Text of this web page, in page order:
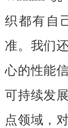
织都有自
准。我们
心的性能
可持续发
点领域，